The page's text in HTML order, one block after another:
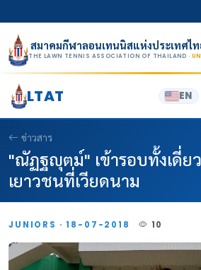
สมาคมกีฬาลอนเทนนิสแห่งประเทศไ
THE LAWN TENNIS ASSOCIATION OF THAILAND ·
LTAT EN
ข่าวสาร
"ณัฏฐญุตม์" เข้ารอบทั้งเดี่ย
เยาวชนที่เวียดนาม
JUNIORS · 18-07-2018 10